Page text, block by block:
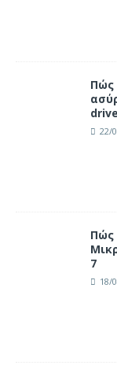
Πώς
drive
22/
Πώς
7
18/